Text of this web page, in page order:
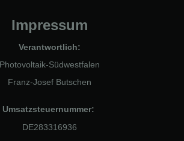
Impressum
Verantwortlich:
Photovoltaik-Südwestfalen
Franz-Josef Butschen
Umsatzsteuernummer:
DE283316936